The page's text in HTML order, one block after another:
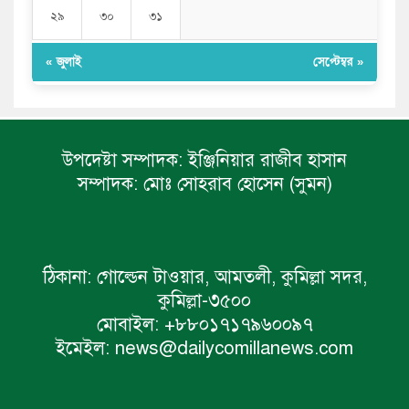
২৯ ৩০ ৩১
« জুলাই সেপ্টেম্বর »
উপদেষ্টা সম্পাদক: ইঞ্জিনিয়ার রাজীব হাসান
সম্পাদক: মোঃ সোহরাব হোসেন (সুমন)
ঠিকানা: গোল্ডেন টাওয়ার, আমতলী, কুমিল্লা সদর,
কুমিল্লা-৩৫০০
মোবাইল: +৮৮০১৭১৭৯৬০০৯৭
ইমেইল: news@dailycomillanews.com